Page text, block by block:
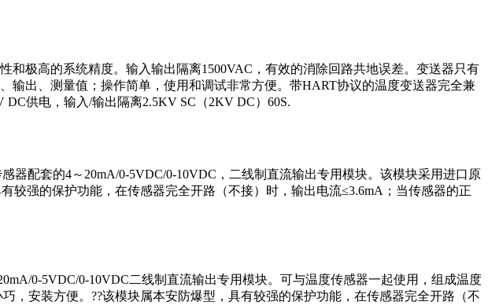
极高的系统精度。输入输出隔离1500VAC，有效的消除回路共地误差。变送器只有
出、测量值；操作简单，使用和调试非常方便。带HART协议的温度变送器完全兼
供电，输入/输出隔离2.5KV SC（2KV DC）60S.
器配套的4～20mA/0-5VDC/0-10VDC，二线制直流输出专用模块。该模块采用进口原
较强的保护功能，在传感器完全开路（不接）时，输出电流≤3.6mA；当传感器的正
0-5VDC/0-10VDC二线制直流输出专用模块。可与温度传感器一起使用，组成温度
，安装方便。??该模块属本安防爆型，具有较强的保护功能，在传感器完全开路（不